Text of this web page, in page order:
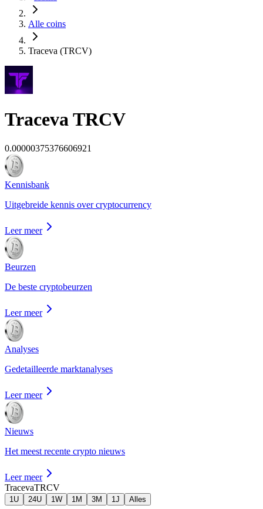
Alle coins
Traceva (TRCV)
TracevaTRCV
0.00000375376606921
Kennisbank
Uitgebreide kennis over cryptocurrency
Leer meer
Beurzen
De beste cryptobeurzen
Leer meer
Analyses
Gedetailleerde marktanalyses
Leer meer
Nieuws
Het meest recente crypto nieuws
Leer meer
TracevaTRCV
1U 24U 1W 1M 3M 1J Alles